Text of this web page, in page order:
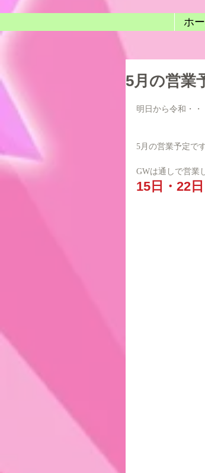
ホ
5月の営業
明日から令和・
5月の営業予定で
GWは通しで営業
15日・22